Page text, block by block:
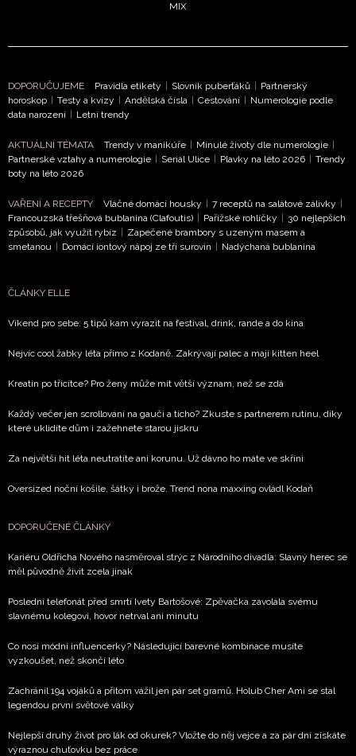
NEWSLETTER
Přihlášením k newsletteru souhlasíte s Obchodními
podmínkami společnosti BurdaMedia Extra s.r.o.
potvrzujete, že jste se seznámili se Zásadami
Vašimi údaji pracovat zejména k organizaci a
informace od našich partnerů? Pokud souhlasíte se
soukromí BurdaMedia Extra s.r.o.
, zaškrtněte toto pole.
MIX
DOPORUČUJEME Pravidla etikety Slovník puberťáků
Partnerský
horoskop
Testy a kvízy Andělská čísla Cestování
Numerologie podle
data narození
Letní trendy
AKTUÁLNÍ TÉMATA Trendy v manikúře Minulé životy dle numerologie
Partnerské vztahy a numerologie
Seriál Ulice Plavky na léto 2026
Trendy
boty na léto 2026
VAŘENÍ A RECEPTY Vláčné domácí housky 7 receptů na salátové zálivky
Francouzská třešňová bublanina (Clafoutis)
Pařížské rohlíčky
30 nejlepších
způsobů, jak využít rybíz
Zapečené brambory s uzeným masem a
smetanou
Domácí iontový nápoj ze tří surovin Nadýchaná bublanina
ČLÁNKY ELLE
Víkend pro sebe: 5 tipů kam vyrazit na festival, drink, rande a do kina
Nejvíc cool žabky léta přímo z Kodaně. Zakrývají palec a mají kitten heel
Kreatin po třicítce? Pro ženy může mít větší význam, než se zdá
Každý večer jen scrollování na gauči a ticho? Zkuste s partnerem rutinu, díky
které uklidíte dům i zažehnete starou jiskru
Za největší hit léta neutratíte ani korunu. Už dávno ho máte ve skříni
Oversized noční košile, šátky i brože. Trend nona maxxing ovládl Kodaň
DOPORUČENÉ ČLÁNKY
Kariéru Oldřicha Nového nasměroval strýc z Národního divadla: Slavný herec se
měl původně živit zcela jinak
Poslední telefonát před smrtí Ivety Bartošové: Zpěvačka zavolala svému
slavnému kolegovi, hovor netrval ani minutu
Co nosí módní influencerky? Následující barevné kombinace musíte
vyzkoušet, než skončí léto
Zachránil 194 vojáků a přitom vážil jen pár set gramů. Holub Cher Ami se stal
legendou první světové války
Nejlepší druhý život pro lák od okurek? Vložte do něj vejce a za pár dní získáte
výraznou chuťovku bez práce